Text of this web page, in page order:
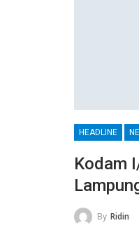
HEADLINE
Kodam
By Ridin